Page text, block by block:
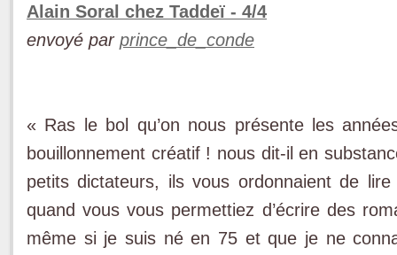
Alain Soral chez Taddeï - 4/4
envoyé par prince_de_conde
« Ras le bol qu’on nous présente les
bouillonnement créatif ! nous dit-il en
petits dictateurs, ils vous ordonnaient de
quand vous vous permettiez d’écrire des
même si je suis né en 75 et que je ne